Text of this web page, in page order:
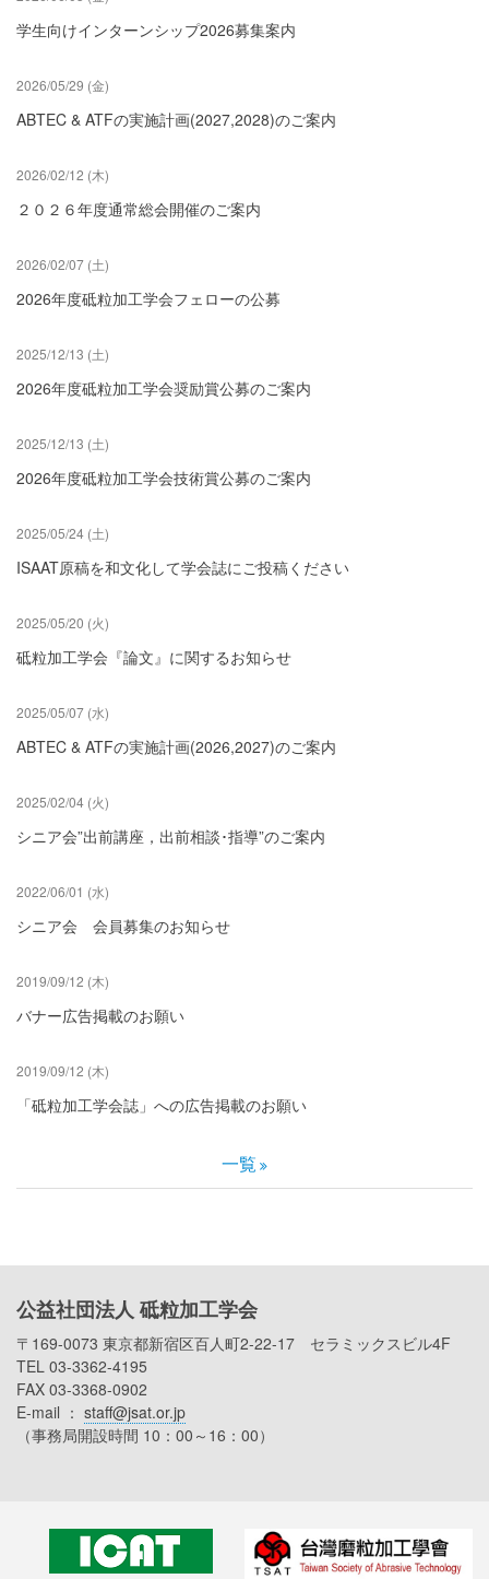
学生向けインターンシップ2026募集案内
2026/05/29 (金)
ABTEC & ATFの実施計画(2027,2028)のご案内
2026/02/12 (木)
２０２６年度通常総会開催のご案内
2026/02/07 (土)
2026年度砥粒加工学会フェローの公募
2025/12/13 (土)
2026年度砥粒加工学会奨励賞公募のご案内
2025/12/13 (土)
2026年度砥粒加工学会技術賞公募のご案内
2025/05/24 (土)
ISAAT原稿を和文化して学会誌にご投稿ください
2025/05/20 (火)
砥粒加工学会『論文』に関するお知らせ
2025/05/07 (水)
ABTEC & ATFの実施計画(2026,2027)のご案内
2025/02/04 (火)
シニア会”出前講座，出前相談･指導”のご案内
2022/06/01 (水)
シニア会 会員募集のお知らせ
2019/09/12 (木)
バナー広告掲載のお願い
2019/09/12 (木)
「砥粒加工学会誌」への広告掲載のお願い
一覧
公益社団法人 砥粒加工学会
〒169-0073 東京都新宿区百人町2-22-17 セラミックスビル4F
TEL 03-3362-4195
FAX 03-3368-0902
E-mail ： staff@jsat.or.jp
（事務局開設時間 10：00～16：00）